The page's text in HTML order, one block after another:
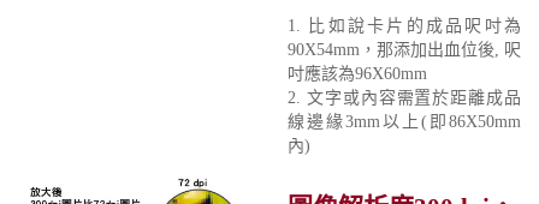
1. 比如說卡片的成品呎吋為
90X54mm，那添加出血位後, 呎
吋應該為96X60mm
2. 文字或內容需置於距離成品
線邊緣3mm以上(即86X50mm
內)